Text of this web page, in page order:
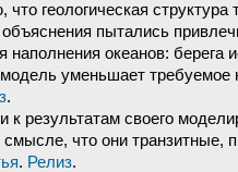
геологическая структура
пытались
океанов: берега
уменьшает требуемое
.
результатам своего
что они транзитные,
. Релиз.